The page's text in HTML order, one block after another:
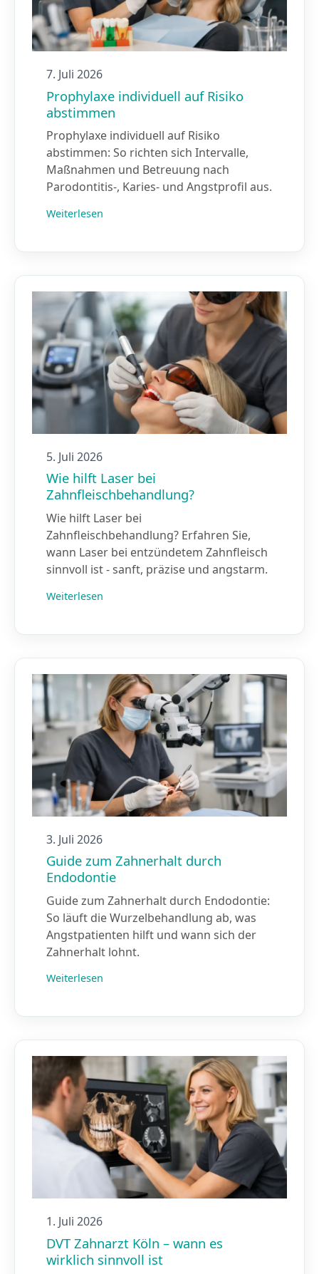
7. Juli 2026
Prophylaxe individuell auf Risiko
abstimmen
Prophylaxe individuell auf Risiko
abstimmen: So richten sich Intervalle,
Maßnahmen und Betreuung nach
Parodontitis-, Karies- und Angstprofil aus.
Weiterlesen
5. Juli 2026
Wie hilft Laser bei
Zahnfleischbehandlung?
Wie hilft Laser bei
Zahnfleischbehandlung? Erfahren Sie,
wann Laser bei entzündetem Zahnfleisch
sinnvoll ist - sanft, präzise und angstarm.
Weiterlesen
3. Juli 2026
Guide zum Zahnerhalt durch
Endodontie
Guide zum Zahnerhalt durch Endodontie:
So läuft die Wurzelbehandlung ab, was
Angstpatienten hilft und wann sich der
Zahnerhalt lohnt.
Weiterlesen
1. Juli 2026
DVT Zahnarzt Köln – wann es
wirklich sinnvoll ist